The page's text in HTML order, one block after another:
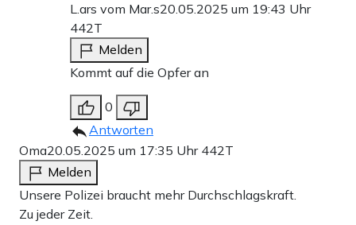
L.ars vom Mar.s20.05.2025 um 19:43 Uhr
442T
Melden
Kommt auf die Opfer an
0
Antworten
Oma20.05.2025 um 17:35 Uhr 442T
Melden
Unsere Polizei braucht mehr Durchschlagskraft.
Zu jeder Zeit.